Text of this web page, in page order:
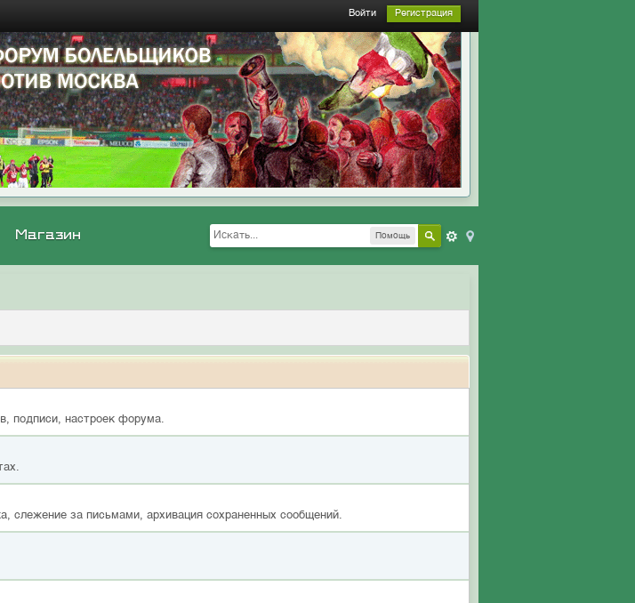
Войти Регистрация
Помощь
Магазин
подписи, настроек форума.
слежение за письмами, архивация сохраненных сообщений.